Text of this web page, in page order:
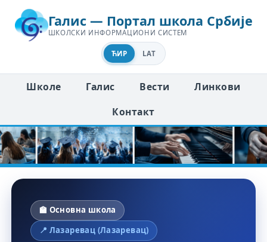
Галис — Портал школа Србије
ШКОЛСКИ ИНФОРМАЦИОНИ СИСТЕМ
ЋИР LAT
Школе Галис Вести
Линкови
Контакт
🏫 Основна школа
📍 Лазаревац (Лазаревац)